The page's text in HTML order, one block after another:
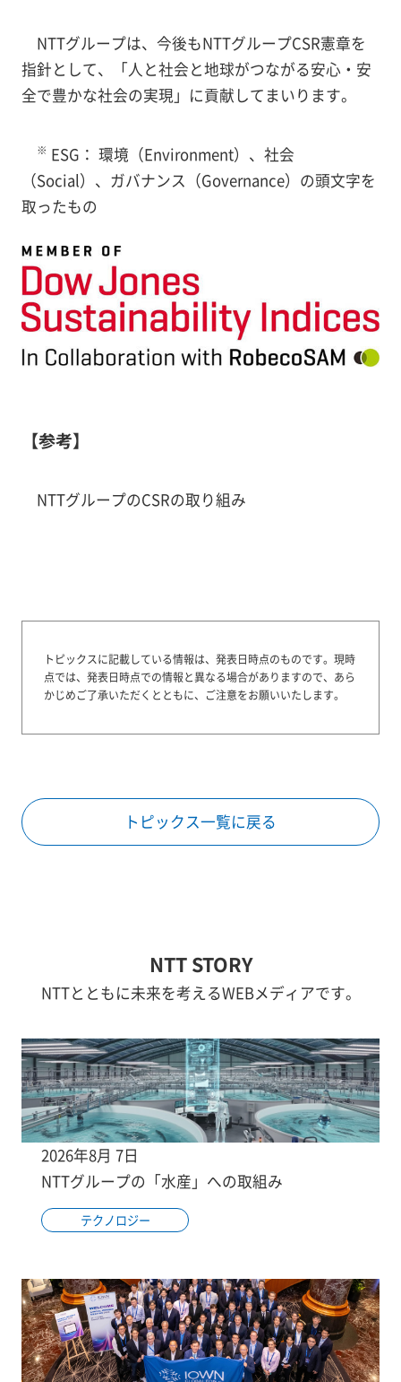
NTTグループは、今後もNTTグループCSR憲章を
指針として、「人と社会と地球がつながる安心・安
全で豊かな社会の実現」に貢献してまいります。
※ ESG： 環境（Environment）、社会
（Social）、ガバナンス（Governance）の頭文字を
取ったもの
【参考】
NTTグループのCSRの取り組み
トピックスに記載している情報は、発表日時点のものです。 現時
点では、発表日時点での情報と異なる場合がありますので、あら
かじめご了承いただくとともに、ご注意をお願いいたします。
トピックス一覧に戻る
NTT STORY
NTTとともに未来を考えるWEBメディアです。
2026年8月 7日
NTTグループの「水産」への取組み
テクノロジー